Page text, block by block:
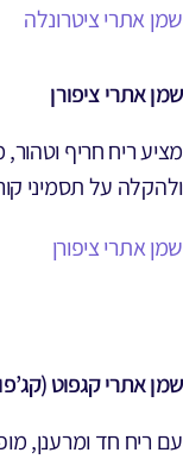
שמן אתרי ציטרונלה
שמן אתרי ציפורן
מציע ריח חריף
ולהקלה על תסמיני
שמן אתרי ציפורן
שמן אתרי קגפוט
עם ריח חד ומרענן,